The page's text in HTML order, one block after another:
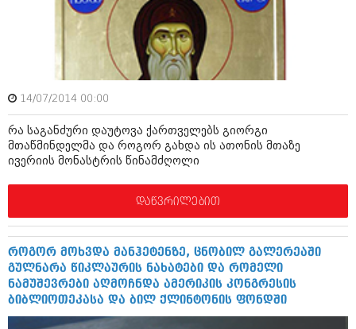
სახალისო ამბები
დაიჯესტი
ქალი და მამაკაცი
ისტორია
სხვადასხვა
ანონსი
არქივი
აგვისტო 2018 (162)
ივლისი 2018 (223)
ივნისი 2018 (244)
მაისი 2018 (211)
აპრილი 2018 (194)
ქალი და მამაკაცი
ისტორია
სხვადასხვა
ანონსი
არქივი
ნოემბერი 2020 (103)
ოქტომბერი 2020 (209)
სექტემბერი 2020 (204)
აგვისტო 2020 (249)
ივლისი 2020 (204)
ივნისი 2020 (249)
არქივის ზომის ნახვა
14/07/2014 00:00
რა საგანძური დაუტოვა ქართველებს გიორგი
მთაწმინდელმა და როგორ გახდა ის ათონის მთაზე
ივერიის მონასტრის წინამძღოლი
დაწვრილებით
როგორ მოხვდა მანჰეტენზე, ცნობილ გალერეაში
გულნარა წიკლაურის ნახატები და რომელი
ნამუშევრები აღმოჩნდა ამერიკის კონგრესის
ბიბლიოთეკასა და ბილ ქლინტონის ფონდში